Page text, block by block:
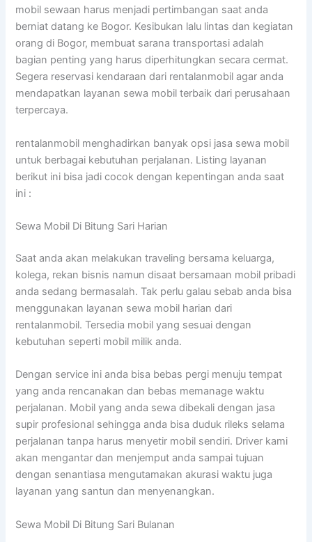
mobil sewaan harus menjadi pertimbangan saat anda
berniat datang ke Bogor. Kesibukan lalu lintas dan kegiatan
orang di Bogor, membuat sarana transportasi adalah
bagian penting yang harus diperhitungkan secara cermat.
Segera reservasi kendaraan dari rentalanmobil agar anda
mendapatkan layanan sewa mobil terbaik dari perusahaan
terpercaya.
rentalanmobil menghadirkan banyak opsi jasa sewa mobil
untuk berbagai kebutuhan perjalanan. Listing layanan
berikut ini bisa jadi cocok dengan kepentingan anda saat
ini :
Sewa Mobil Di Bitung Sari Harian
Saat anda akan melakukan traveling bersama keluarga,
kolega, rekan bisnis namun disaat bersamaan mobil pribadi
anda sedang bermasalah. Tak perlu galau sebab anda bisa
menggunakan layanan sewa mobil harian dari
rentalanmobil. Tersedia mobil yang sesuai dengan
kebutuhan seperti mobil milik anda.
Dengan service ini anda bisa bebas pergi menuju tempat
yang anda rencanakan dan bebas memanage waktu
perjalanan. Mobil yang anda sewa dibekali dengan jasa
supir profesional sehingga anda bisa duduk rileks selama
perjalanan tanpa harus menyetir mobil sendiri. Driver kami
akan mengantar dan menjemput anda sampai tujuan
dengan senantiasa mengutamakan akurasi waktu juga
layanan yang santun dan menyenangkan.
Sewa Mobil Di Bitung Sari Bulanan